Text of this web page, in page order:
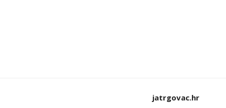
jatrgovac.hr